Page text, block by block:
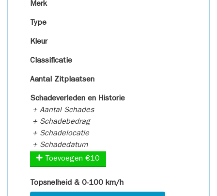
Merk
Type
Kleur
Classificatie
Aantal Zitplaatsen
Schadeverleden en Historie
+ Aantal Schades
+ Schadebedrag
+ Schadelocatie
+ Schadedatum
Toevoegen €10
Topsnelheid & 0-100 km/h